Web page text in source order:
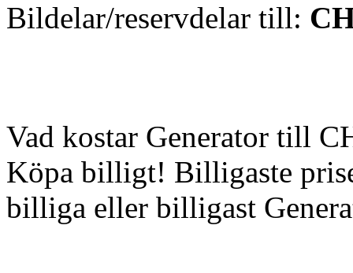
Bildelar/reservdelar till:
Vad kostar Generator till
Köpa billigt! Billigaste
billiga eller billigast